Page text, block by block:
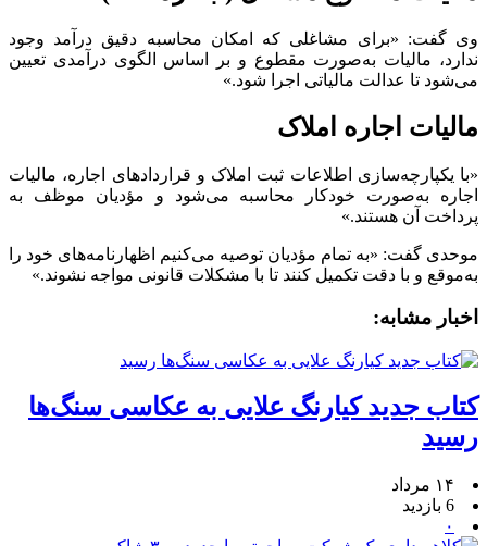
وی گفت: «برای مشاغلی که امکان محاسبه دقیق درآمد وجود
ندارد، مالیات به‌صورت مقطوع و بر اساس الگوی درآمدی تعیین
می‌شود تا عدالت مالیاتی اجرا شود.»
مالیات اجاره املاک
«با یکپارچه‌سازی اطلاعات ثبت املاک و قرارداد‌های اجاره، مالیات
اجاره به‌صورت خودکار محاسبه می‌شود و مؤدیان موظف به
پرداخت آن هستند.»
موحدی گفت: «به تمام مؤدیان توصیه می‌کنیم اظهارنامه‌های خود را
به‌موقع و با دقت تکمیل کنند تا با مشکلات قانونی مواجه نشوند.»
اخبار مشابه:
کتاب جدید کیارنگ علایی به عکاسی سنگ‌ها
رسید
۱۴ مرداد
6 بازدید
۰